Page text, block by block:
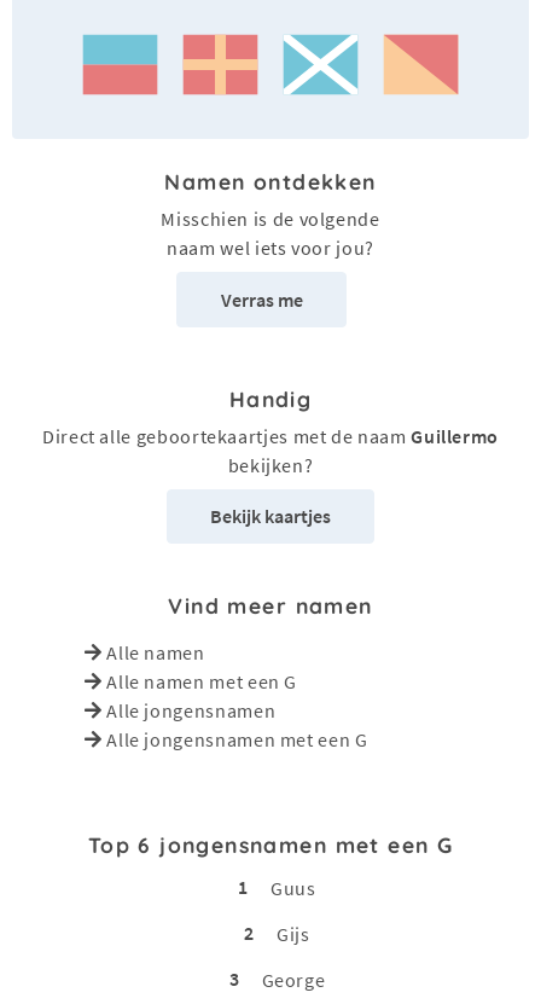
Namen ontdekken
Misschien is de volgende
naam wel iets voor jou?
Verras me
Handig
Direct alle geboortekaartjes met de naamGuillermo
bekijken?
Bekijk kaartjes
Vind meer namen
Alle namen
Alle namen met een G
Alle jongensnamen
Alle jongensnamen met een G
Top 6 jongensnamen met een G
1
Guus
2
Gijs
3
George